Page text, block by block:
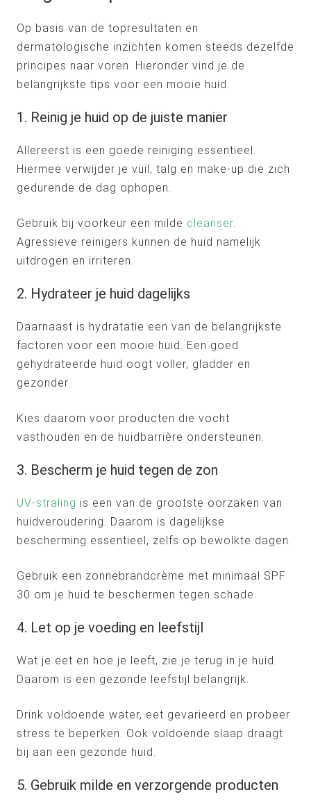
Op basis van de topresultaten en
dermatologische inzichten komen steeds dezelfde
principes naar voren. Hieronder vind je de
belangrijkste tips voor een mooie huid.
1. Reinig je huid op de juiste manier
Allereerst is een goede reiniging essentieel.
Hiermee verwijder je vuil, talg en make-up die zich
gedurende de dag ophopen.
Gebruik bij voorkeur een milde cleanser.
Agressieve reinigers kunnen de huid namelijk
uitdrogen en irriteren.
2. Hydrateer je huid dagelijks
Daarnaast is hydratatie een van de belangrijkste
factoren voor een mooie huid. Een goed
gehydrateerde huid oogt voller, gladder en
gezonder.
Kies daarom voor producten die vocht
vasthouden en de huidbarrière ondersteunen.
3. Bescherm je huid tegen de zon
UV-straling is een van de grootste oorzaken van
huidveroudering. Daarom is dagelijkse
bescherming essentieel, zelfs op bewolkte dagen.
Gebruik een zonnebrandcrème met minimaal SPF
30 om je huid te beschermen tegen schade.
4. Let op je voeding en leefstijl
Wat je eet en hoe je leeft, zie je terug in je huid.
Daarom is een gezonde leefstijl belangrijk.
Drink voldoende water, eet gevarieerd en probeer
stress te beperken. Ook voldoende slaap draagt
bij aan een gezonde huid.
5. Gebruik milde en verzorgende producten